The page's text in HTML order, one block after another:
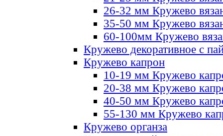
26-32 мм Кружево
35-50 мм Кружево
60-100мм Кружево
Кружево декоративное с
Кружево капрон
10-19 мм Кружево
20-38 мм Кружево
40-50 мм Кружево
55-130 мм Кружево
Кружево органза